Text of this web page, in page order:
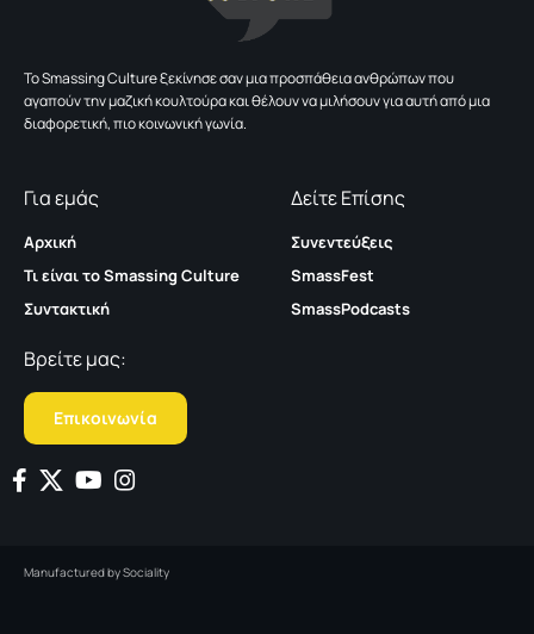
To Smassing Culture ξεκίνησε σαν μια προσπάθεια ανθρώπων που
αγαπούν την μαζική κουλτούρα και θέλουν να μιλήσουν για αυτή από μια
διαφορετική, πιο κοινωνική γωνία.
Για εμάς
Αρχική
Τι είναι το Smassing Culture
Συντακτική
Δείτε Επίσης
Συνεντεύξεις
SmassFest
SmassPodcasts
Βρείτε μας:
Επικοινωνία
Manufactured bySociality